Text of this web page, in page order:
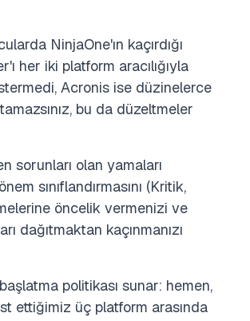
NinjaOne'ın kaçırdığı
her iki platform aracılığıyla
Acronis ise düzinelerce
bu da düzeltmeler
sorunları olan yamaları
sınıflandırmasını (Kritik,
öncelik vermenizi ve
dağıtmaktan kaçınmanızı
politikası sunar: hemen,
ettiğimiz üç platform arasında